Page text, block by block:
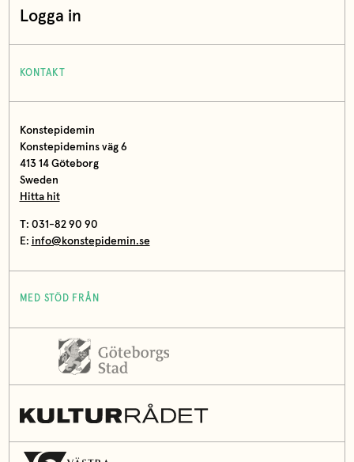
Logga in
KONTAKT
Konstepidemin
Konstepidemins väg 6
413 14 Göteborg
Sweden
Hitta hit
T: 031-82 90 90
E: info@konstepidemin.se
MED STÖD FRÅN